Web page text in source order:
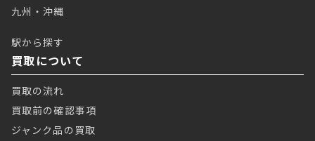
九州・沖縄
駅から探す
買取について
買取の流れ
買取前の確認事項
ジャンク品の買取